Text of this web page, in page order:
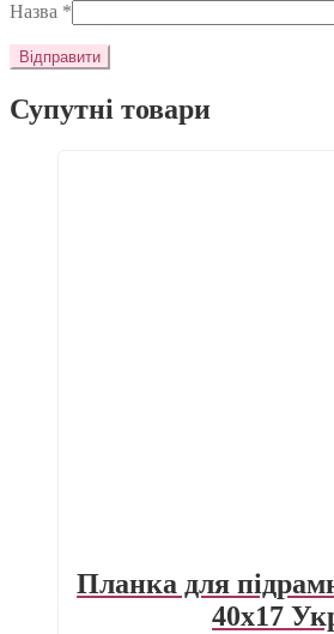
Назва *
Супутні товари
Планка для
40х17